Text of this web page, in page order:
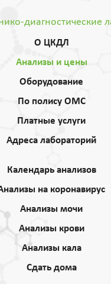
О ЦКДЛ
Анализы и цены
Оборудование
По полису ОМС
Платные услуги
Адреса лабораторий
Календарь анализов
на коронавирус
Анализы мочи
Анализы крови
Анализы кала
Сдать дома